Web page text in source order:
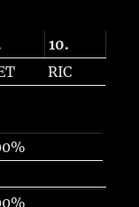
10.
RIC